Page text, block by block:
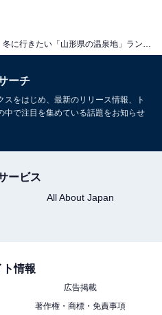
ーチ
をはじめ、最新のリリース情報、ト
中で注目を集めている話題をお知らせ
ービス
All About Japan
ト情報
広告掲載
著作権・商標・免責事項